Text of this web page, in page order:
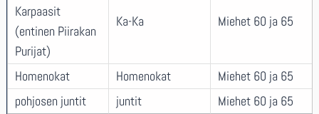
Karpaasit
(entinen Piirakan
Purijat)
Ka-Ka Miehet 60 ja 65
Homenokat Homenokat
Miehet 60 ja 65
pohjosen juntit
juntit Miehet 60 ja 65